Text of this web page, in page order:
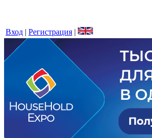
Вход | Регистрация |